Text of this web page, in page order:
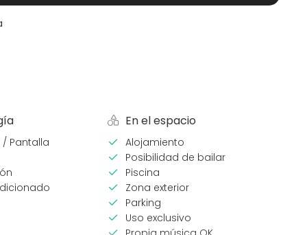
Pantalla
En el espacio
Alojamiento
Posibilidad de bailar
Piscina
Zona exterior
Parking
Uso exclusivo